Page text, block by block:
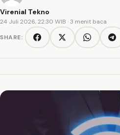
Virenial Tekno
24 Juli 2026, 22:30 WIB · 3 menit baca
SHARE:
FacebookTwitter/XWhatsApp